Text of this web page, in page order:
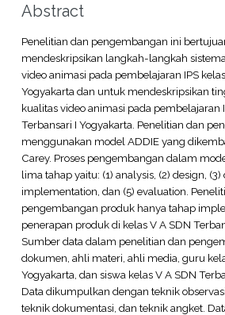
Abstract
Penelitian dan pengembangan ini
mendeskripsikan langkah-langkah
video animasi pada pembelajaran IPS
Yogyakarta dan untuk mendeskripsikan
kualitas video animasi pada pembelajaran
Terbansari I Yogyakarta. Penelitian dan
menggunakan model ADDIE yang
Carey. Proses pengembangan dalam
lima tahap yaitu: (1) analysis, (2) design,
implementation, dan (5) evaluation.
pengembangan produk hanya tahap
penerapan produk di kelas V A SDN
Sumber data dalam penelitian dan
dokumen, ahli materi, ahli media, guru
Yogyakarta, dan siswa kelas V A SDN
Data dikumpulkan dengan teknik
teknik dokumentasi, dan teknik angket.